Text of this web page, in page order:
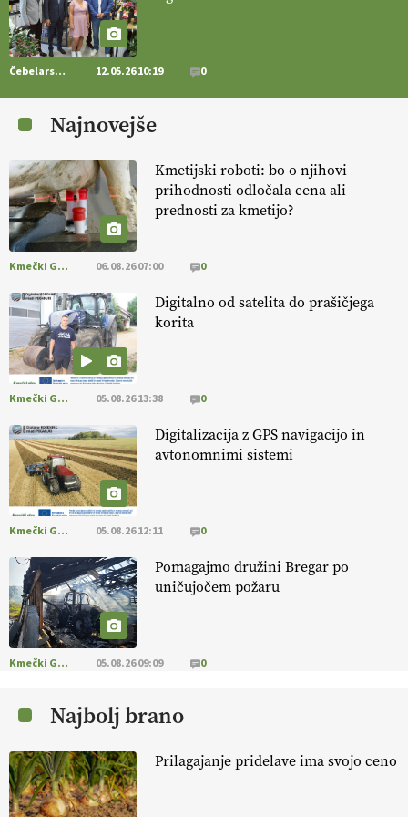
https://t.co/RVG0FzcQN6
varnost,
okolje in kakovost življenja. VEČ
https://t.co/K0USFPJ5fJ @EUAgri #IMCAP #CAP
https://t.co/vcHhoOixHy
14.07.2026
[EKOloško = LOGIČNO ]
Danes ni pomembna le količina hrane,
ampak tudi način njene pridelave
@EUAgri #imcap #cap #blog https://t.co/2sllAmcKwG
[EKOloško = LOGIČNO
prilagojene sorte
so temelj uspešne ekološke pridelave.
https://t.co/OQSsax7l8V @EUAgri #IMCAP #CAP
https://t.co/PAL0zlhVia
[EKOloško = LOGIČNO
aronije
v dobrem desetletju zrasla v uspešno kmetijsko in
podjetniško zgodbo.
#IMCAP #CAP https://t.co/xp1oihBDaJ
[EKOloško = LOGIČNO
v tujini
. Zato je ekološka pridelava odlična priložnost za slovenske
vinarje
. VEČ
https://t.co/XAe9EbeAbK @EUAgri #IMCAP #CAP
https://t.co/01qpoeLyNP
kmetijstva in uspešno prenovo kmetij
. VEČ
https://t.co/RRn8unbwXp @EUAgri #IMCAP #CAP
https://t.co/mnLHFv2VuP
Čebelarstvo 12.05.26 10:19 0
Najnovejše
Kmetijski roboti: bo o njihovi
prihodnosti odločala cena ali
prednosti za kmetijo?
Kmečki Glas 06.08.26 07:00 0
Digitalno od satelita do prašičjega
korita
Kmečki Glas 05.08.26 13:38 0
Digitalizacija z GPS navigacijo in
avtonomnimi sistemi
Kmečki Glas 05.08.26 12:11 0
Pomagajmo družini Bregar po
uničujočem požaru
Kmečki Glas 05.08.26 09:09 0
Najbolj brano
Prilagajanje pridelave ima svojo ceno